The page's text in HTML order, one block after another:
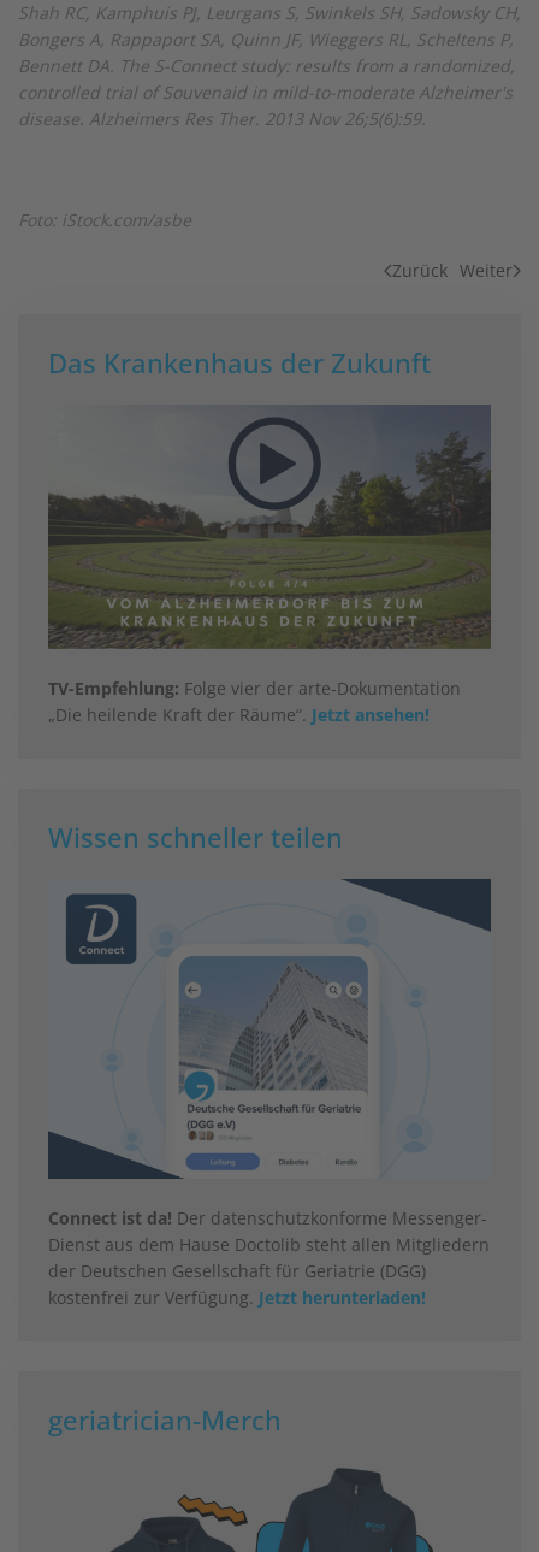
Shah RC, Kamphuis PJ, Leurgans S, Swinkels SH, Sadowsky CH,
Bongers A, Rappaport SA, Quinn JF, Wieggers RL, Scheltens P,
Bennett DA. The S-Connect study: results from a randomized,
controlled trial of Souvenaid in mild-to-moderate Alzheimer's
disease. Alzheimers Res Ther. 2013 Nov 26;5(6):59.
Foto: iStock.com/asbe
Zurück Weiter
Das Krankenhaus der Zukunft
TV-Empfehlung: Folge vier der arte-Dokumentation
„Die heilende Kraft der Räume“. Jetzt ansehen!
Wissen schneller teilen
Connect ist da! Der datenschutzkonforme Messenger-
Dienst aus dem Hause Doctolib steht allen Mitgliedern
der Deutschen Gesellschaft für Geriatrie (DGG)
kostenfrei zur Verfügung. Jetzt herunterladen!
geriatrician-Merch